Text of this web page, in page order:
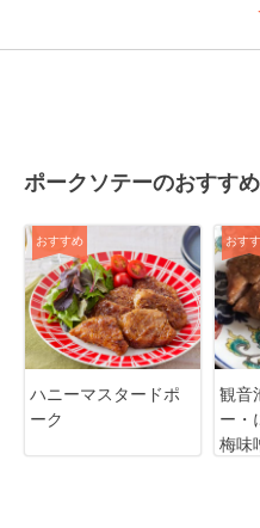
ポークソテーのおすす
おすすめ
ハニーマスタードポ
ーク
おす
観音
ー・
梅味